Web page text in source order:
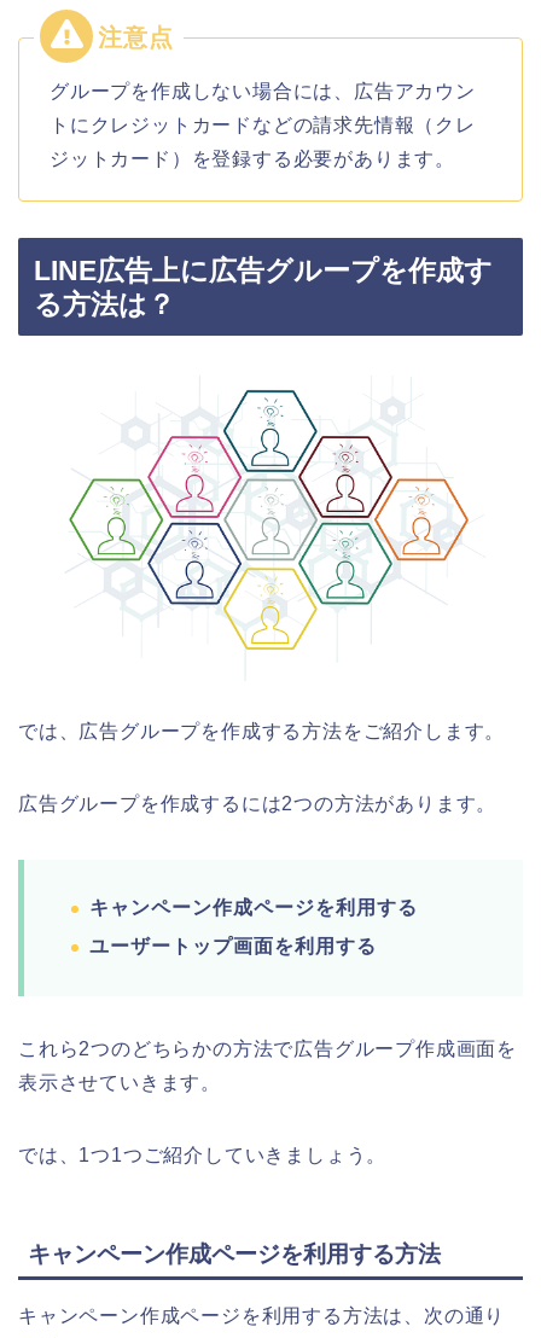
グループを作成しない場合には、広告アカウン
トにクレジットカードなどの請求先情報（クレ
ジットカード）を登録する必要があります。
LINE広告上に広告グループを作成す
る方法は？
では、広告グループを作成する方法をご紹介します。
広告グループを作成するには2つの方法があります。
キャンペーン作成ページを利用する
ユーザートップ画面を利用する
これら2つのどちらかの方法で広告グループ作成画面を
表示させていきます。
では、1つ1つご紹介していきましょう。
キャンペーン作成ページを利用する方法
キャンペーン作成ページを利用する方法は、次の通り